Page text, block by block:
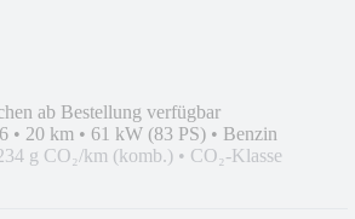
ab Bestellung verfügbar
• 20 km • 61 kW (83 PS) • Benzin
g CO₂/km (komb.) • CO₂-Klasse